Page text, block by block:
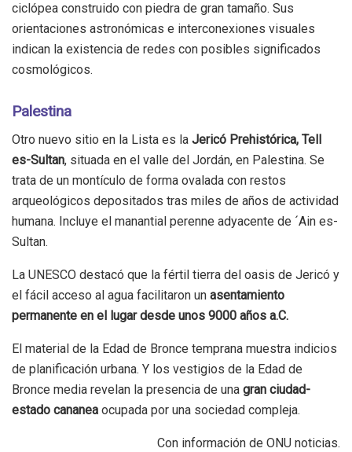
ciclópea construido con piedra de gran tamaño. Sus
orientaciones astronómicas e interconexiones visuales
indican la existencia de redes con posibles significados
cosmológicos.
Palestina
Otro nuevo sitio en la Lista es la Jericó Prehistórica, Tell
es-Sultan, situada en el valle del Jordán, en Palestina. Se
trata de un montículo de forma ovalada con restos
arqueológicos depositados tras miles de años de actividad
humana. Incluye el manantial perenne adyacente de ´Ain es-
Sultan.
La UNESCO destacó que la fértil tierra del oasis de Jericó y
el fácil acceso al agua facilitaron un asentamiento
permanente en el lugar desde unos 9000 años a.C.
El material de la Edad de Bronce temprana muestra indicios
de planificación urbana. Y los vestigios de la Edad de
Bronce media revelan la presencia de una gran ciudad-
estado cananea ocupada por una sociedad compleja.
Con información de ONU noticias.